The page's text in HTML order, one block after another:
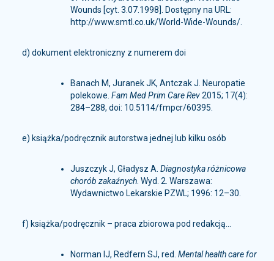
Wounds [cyt. 3.07.1998]. Dostępny na URL:
http://www.smtl.co.uk/World-Wide-Wounds/.
d) dokument elektroniczny z numerem doi
Banach M, Juranek JK, Antczak J. Neuropatie
polekowe. Fam Med Prim Care Rev2015; 17(4):
284–288, doi: 10.5114/fmpcr/60395.
e) książka/podręcznik autorstwa jednej lub kilku osób
Juszczyk J, Gładysz A. Diagnostyka różnicowa
chorób zakaźnych . Wyd. 2. Warszawa:
Wydawnictwo Lekarskie PZWL; 1996: 12–30.
f) książka/podręcznik – praca zbiorowa pod redakcją...
Norman IJ, Redfern SJ, red. Mental health care for